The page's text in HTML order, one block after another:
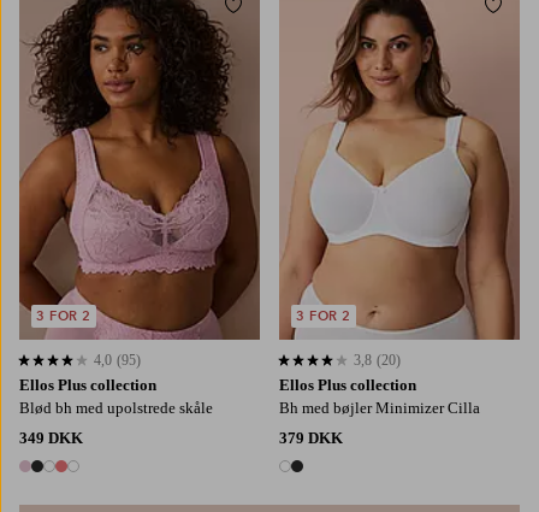
Ellos Plus collection
Blød bh med upolstrede skåle
349 DKK
5 farver
4,0 baseret på 95 bedømmelser
4,0 (95)
3 FOR 2
Tilføj til favoritter
Ellos Plus collection
Bh med bøjler Minimizer Cilla
379 DKK
2 farver
3,8 baseret på 20 bedømmelser
3,8 (20)
3 FOR 2